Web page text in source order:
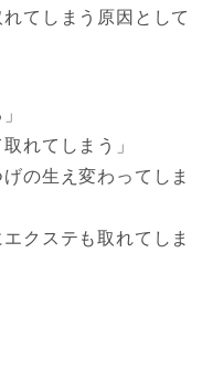
てしまう原因として
れてしまう」
の生え変わってしま
クステも取れてしま